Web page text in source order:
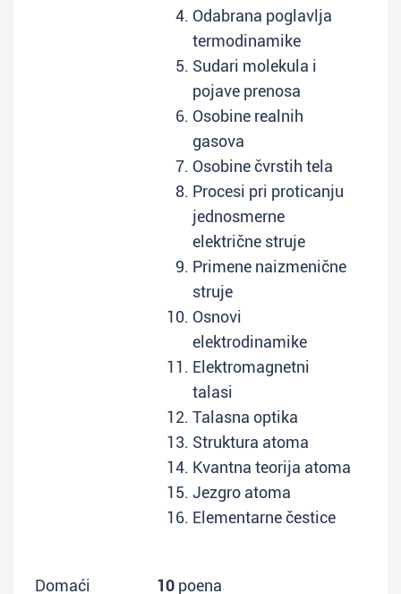
Odabrana poglavlja
termodinamike
Sudari molekula i
pojave prenosa
Osobine realnih
gasova
Osobine čvrstih tela
Procesi pri proticanju
jednosmerne
električne struje
Primene naizmenične
struje
Osnovi
elektrodinamike
Elektromagnetni
talasi
Talasna optika
Struktura atoma
Kvantna teorija atoma
Jezgro atoma
Elementarne čestice
Domaći
10 poena